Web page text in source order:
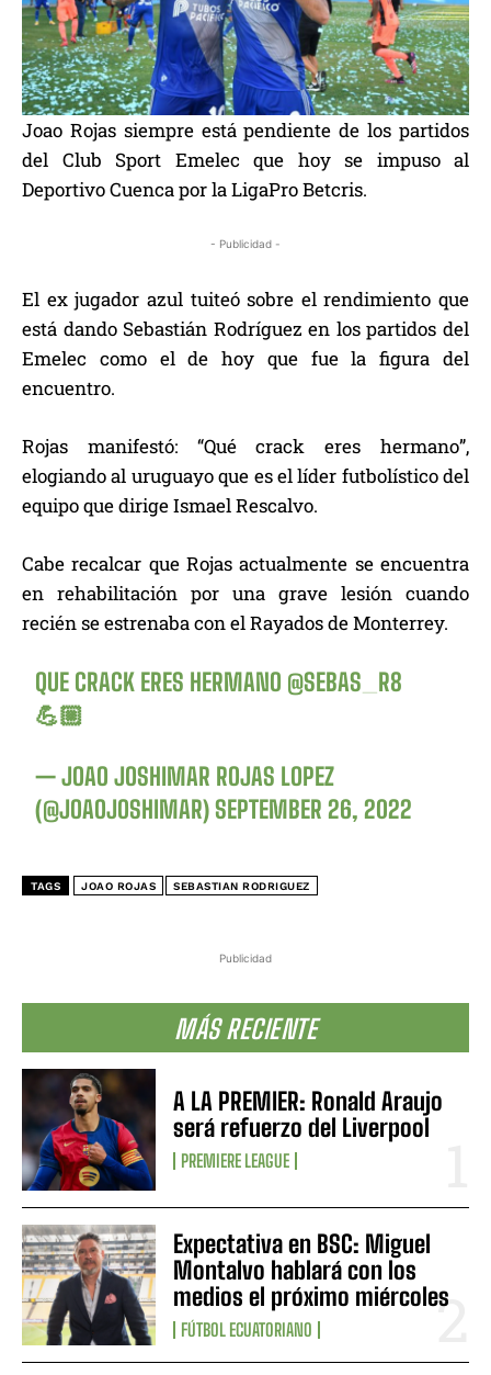
Publicidad
MÁS RECIENTE
A LA PREMIER: Ronald Araujo
será refuerzo del Liverpool
PREMIERE LEAGUE
Expectativa en BSC: Miguel
Montalvo hablará con los
medios el próximo miércoles
FÚTBOL ECUATORIANO
Joao Rojas siempre está pendiente de los partidos
del Club Sport Emelec que hoy se impuso al
Deportivo Cuenca por la LigaPro Betcris.
- Publicidad -
El ex jugador azul tuiteó sobre el rendimiento que
está dando Sebastián Rodríguez en los partidos del
Emelec como el de hoy que fue la figura del
encuentro.
Rojas manifestó: “Qué crack eres hermano”,
elogiando al uruguayo que es el líder futbolístico del
equipo que dirige Ismael Rescalvo.
Cabe recalcar que Rojas actualmente se encuentra
en rehabilitación por una grave lesión cuando
recién se estrenaba con el Rayados de Monterrey.
QUE CRACK ERES HERMANO @SEBAS_R8
💪🏼
— JOAO JOSHIMAR ROJAS LOPEZ
(@JOAOJOSHIMAR)SEPTEMBER 26, 2022
TAGS JOAO ROJAS SEBASTIAN RODRIGUEZ